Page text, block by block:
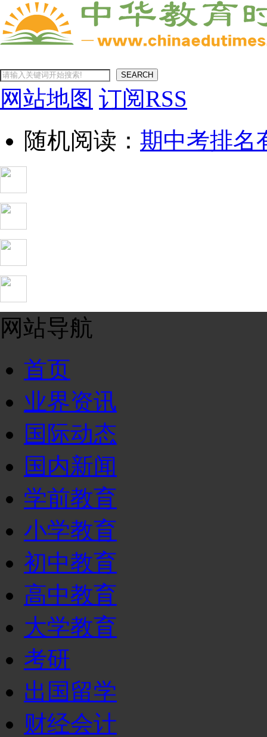
SEARCH
网站地图 订阅RSS
随机阅读： 期中考排名
网站导航
首页
业界资讯
国际动态
国内新闻
学前教育
小学教育
初中教育
高中教育
大学教育
考研
出国留学
财经会计